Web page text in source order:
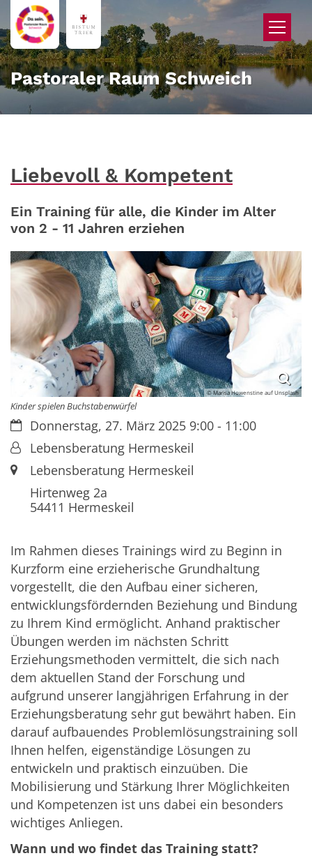
Zum Inhalt springen
Pastoraler Raum Schweich
Liebevoll & Kompetent
Ein Training für alle, die Kinder im Alter
von 2 - 11 Jahren erziehen
© Marisa Howenstine auf Unsplash
Kinder spielen Buchstabenwürfel
Datum:Donnerstag, 27. März 2025 9:00 - 11:00
Von:Lebensberatung Hermeskeil
Ort:Lebensberatung Hermeskeil
Hirtenweg 2a
54411 Hermeskeil
Im Rahmen dieses Trainings wird zu Beginn in
Kurzform eine erzieherische Grundhaltung
vorgestellt, die den Aufbau einer sicheren,
entwicklungsfördernden Beziehung und Bindung
zu Ihrem Kind ermöglicht. Anhand praktischer
Übungen werden im nächsten Schritt
Erziehungsmethoden vermittelt, die sich nach
dem aktuellen Stand der Forschung und
aufgrund unserer langjährigen Erfahrung in der
Erziehungsberatung sehr gut bewährt haben. Ein
darauf aufbauendes Problemlösungstraining soll
Ihnen helfen, eigenständige Lösungen zu
entwickeln und praktisch einzuüben. Die
Mobilisierung und Stärkung Ihrer Möglichkeiten
und Kompetenzen ist uns dabei ein besonders
wichtiges Anliegen.
Wann und wo findet das Training statt?